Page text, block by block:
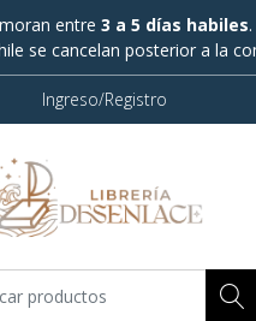
entre 3 a 5 días habiles
se cancelan posterior a la
Ingreso/Registro